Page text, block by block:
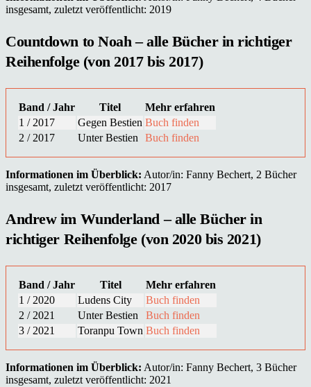
insgesamt, zuletzt veröffentlicht: 2019
Countdown to Noah – alle Bücher in richtiger
Reihenfolge (von 2017 bis 2017)
Band / Jahr Titel
Mehr erfahren
1 / 2017
Gegen Bestien Buch finden
2 / 2017
Unter Bestien Buch finden
Informationen im Überblick: Autor/in: Fanny Bechert, 2 Bücher
insgesamt, zuletzt veröffentlicht: 2017
Andrew im Wunderland – alle Bücher in
richtiger Reihenfolge (von 2020 bis 2021)
Band / Jahr Titel
Mehr erfahren
1 / 2020
Ludens City
Buch finden
2 / 2021
Unter Bestien
Buch finden
3 / 2021
Toranpu Town Buch finden
Informationen im Überblick: Autor/in: Fanny Bechert, 3 Bücher
insgesamt, zuletzt veröffentlicht: 2021